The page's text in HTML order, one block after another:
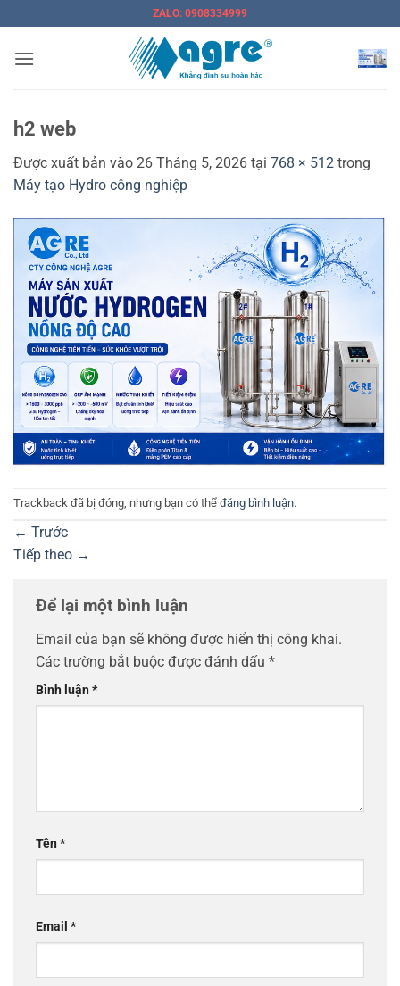
nội
ZALO: 0908334999
h2 web
Được xuất bản vào 26 Tháng 5, 2026 tại 768 × 512 trong
Máy tạo Hydro công nghiệp
Trackback đã bị đóng, nhưng bạn có thể đăng bình luận.
← Trước
Tiếp theo →
Để lại một bình luận
Email của bạn sẽ không được hiển thị công khai.
Các trường bắt buộc được đánh dấu *
Bình luận*
Tên*
Email *